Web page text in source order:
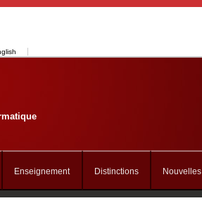
Enseignement Distinctions Nouvelles